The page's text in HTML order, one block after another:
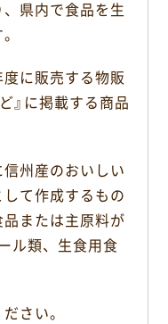
県内で食品を生
に販売する物販
』に掲載する商品
州産のおいしい
て作成するもの
または主原料が
ル類、生食用食
さい。